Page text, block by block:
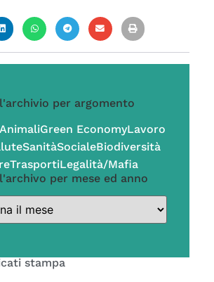
per argomento
AnimaliGreen EconomyLavoro
SanitàSocialeBiodiversità
TrasportiLegalità/Mafia
per mese ed anno
stampa